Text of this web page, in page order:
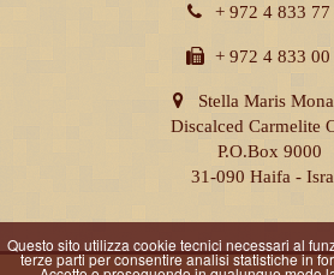
+ 972 4 833 77
+ 972 4 833 00
Stella Maris
Discalced Carmelite
P.O.Box 9000
31-090 Haifa -
Questo sito utilizza cookie tecnici necessari al
terze parti per consentire analisi statistiche in